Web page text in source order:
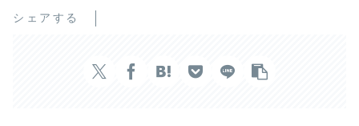
シェアする